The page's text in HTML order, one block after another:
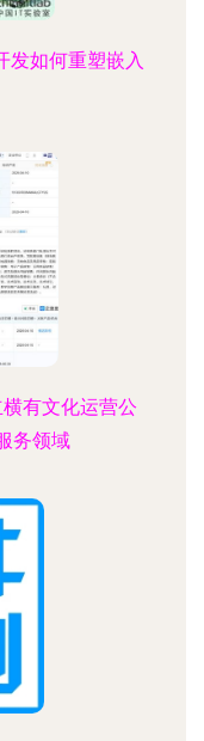
发如何重塑嵌入
有文化运营公
务领域